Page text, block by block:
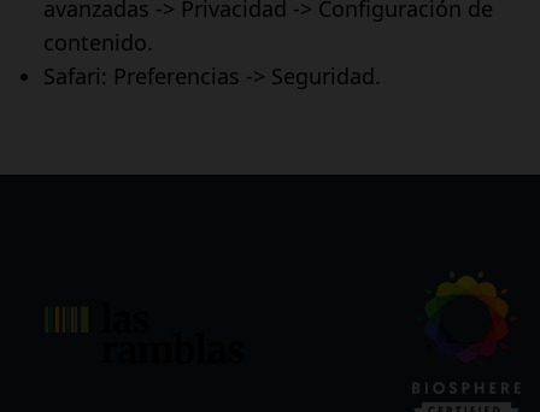
avanzadas -> Privacidad -> Configuración de
contenido.
Safari: Preferencias -> Seguridad.